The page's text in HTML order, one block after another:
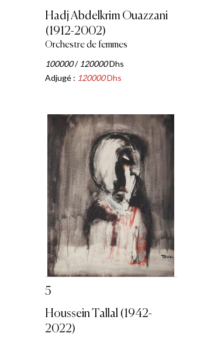
Hadj Abdelkrim Ouazzani
(1912-2002)
Orchestre de femmes
100000/ 120000Dhs
Adjugé : 120000Dhs
5
Houssein Tallal (1942-
2022)